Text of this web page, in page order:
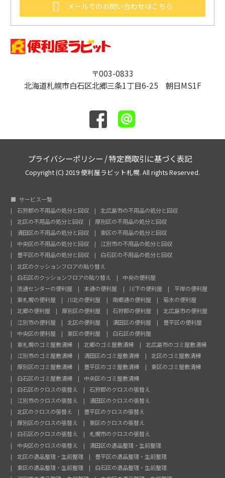
〒003-0833
北海道札幌市白石区北郷三条1丁目6-25 朝日MS1F
メールでのお問い合わせはこちら
プライバシーポリシー /特定商取引に基づく表記
Copyright (C) 2019 便利屋ラビット札幌. All rights Reserved.
サービス一覧
石狩郡の不用品の処分と回収
北広島市の不用品の処分と回収
北区の不用品の処分と回収
厚別区の不用品の処分と回収
清田区の不用品の処分と回収
東区の不用品の処分と回収
中央区の不用品の処分と回収
江別市の不用品の処分と回収
豊平区の不用品の処分と回収
白石区の不用品の処分と回収
北区のクッションフロアの貼り替え
白石区のクッションフロアの貼り替え
中央の便利屋
流通センターの便利屋
本通の便利屋 川下の便利屋
平岸の便利屋
東札幌の便利屋
川北の便利屋 南郷通の便利屋
菊水の便利屋
北郷の便利屋
厚別区の便利屋 石狩郡の便利屋
北広島市の便利屋
江別市の便利屋
北区の便利屋 清田区の便利屋
豊平区の便利屋
中央区の便利屋
東区の便利屋
白石区の便利屋
東札幌のゴミ屋敷清掃
北郷のゴミ屋敷清掃
北広島市のゴミ屋敷清掃
江別市のゴミ屋敷清掃
清田区のゴミ屋敷清掃
北区のゴミ屋敷清掃
厚別区のゴミ屋敷清掃
豊平区のゴミ屋敷清掃
東区のゴミ屋敷清掃
白石区のゴミ屋敷清掃
中央区のゴミ屋敷清掃
白石区のクロスの張替え
石狩郡のクロスの張替え
江別市のクロスの張替え
清田区のクロスの張替え
北区のクロスの張替え
豊平区のクロスの張替え
厚別区のクロスの張替え
東区のクロスの張替え
白石区のクロスの張替え
札幌市のクロスの張替え
中央区のクロスの張替え
清田区の遺品整理・生前整理
北区の遺品整理・生前整理
豊平区の遺品整理・生前整理
東区の遺品整理・生前整理
白石区の遺品整理・生前整理